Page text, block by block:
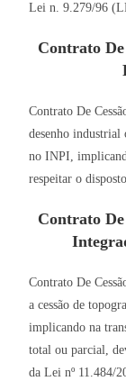
Lei n. 9.279/96
Contrato
Contrato De
desenho industrial
no INPI,
respeitar o
Contrato
Contrato De
a cessão de
implicando na
total ou parcial,
da Lei nº 11.484/